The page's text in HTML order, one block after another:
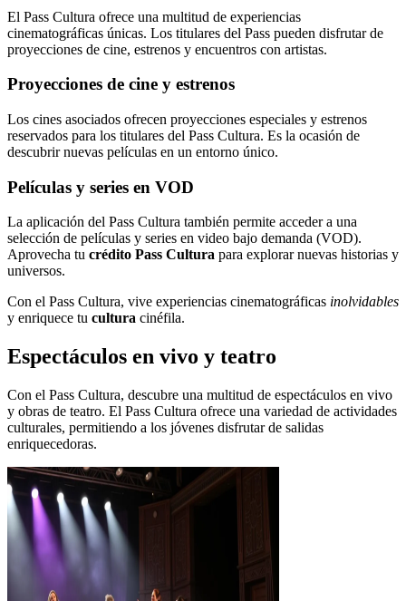
El Pass Cultura ofrece una multitud de experiencias
cinematográficas únicas. Los titulares del Pass pueden disfrutar de
proyecciones de cine, estrenos y encuentros con artistas.
Proyecciones de cine y estrenos
Los cines asociados ofrecen proyecciones especiales y estrenos
reservados para los titulares del Pass Cultura. Es la ocasión de
descubrir nuevas películas en un entorno único.
Películas y series en VOD
La aplicación del Pass Cultura también permite acceder a una
selección de películas y series en video bajo demanda (VOD).
Aprovecha tu crédito Pass Cultura para explorar nuevas historias y
universos.
Con el Pass Cultura, vive experiencias cinematográficas inolvidables
y enriquece tu cultura cinéfila.
Espectáculos en vivo y teatro
Con el Pass Cultura, descubre una multitud de espectáculos en vivo
y obras de teatro. El Pass Cultura ofrece una variedad de actividades
culturales, permitiendo a los jóvenes disfrutar de salidas
enriquecedoras.